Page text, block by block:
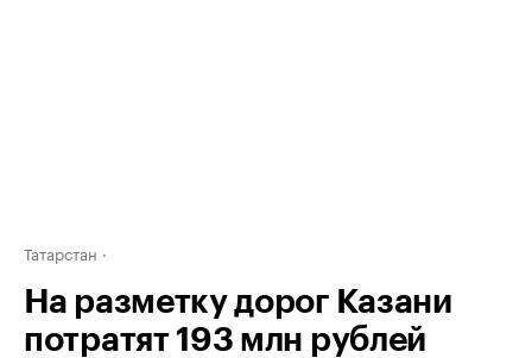
Татарстан
На разметку дорог Казани
потратят 193 млн рублей